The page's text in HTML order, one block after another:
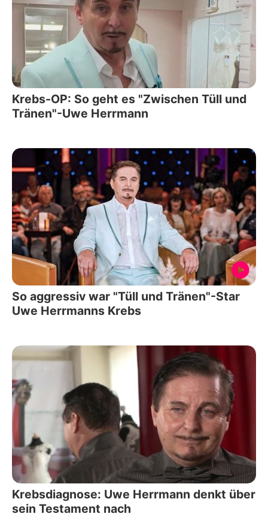
Krebs-OP: So geht es "Zwischen Tüll und
Tränen"-Uwe Herrmann
So aggressiv war "Tüll und Tränen"-Star
Uwe Herrmanns Krebs
Krebsdiagnose: Uwe Herrmann denkt über
sein Testament nach